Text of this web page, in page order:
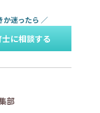
か迷ったら ／
に相談する
部